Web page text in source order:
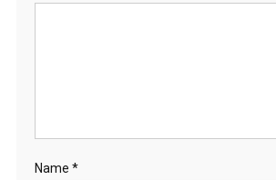
Name *